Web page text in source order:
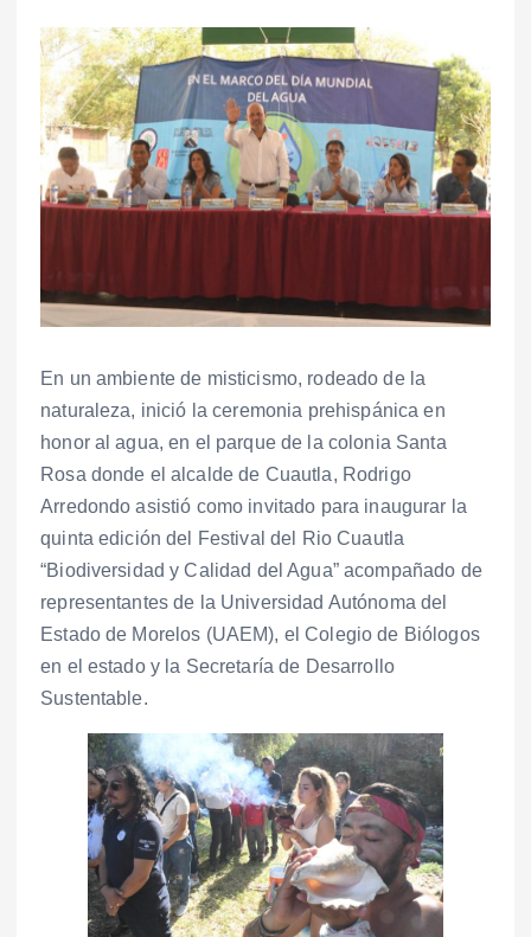
En un ambiente de misticismo, rodeado de la
naturaleza, inició la ceremonia prehispánica en
honor al agua, en el parque de la colonia Santa
Rosa donde el alcalde de Cuautla, Rodrigo
Arredondo asistió como invitado para inaugurar la
quinta edición del Festival del Rio Cuautla
“Biodiversidad y Calidad del Agua” acompañado de
representantes de la Universidad Autónoma del
Estado de Morelos (UAEM), el Colegio de Biólogos
en el estado y la Secretaría de Desarrollo
Sustentable.